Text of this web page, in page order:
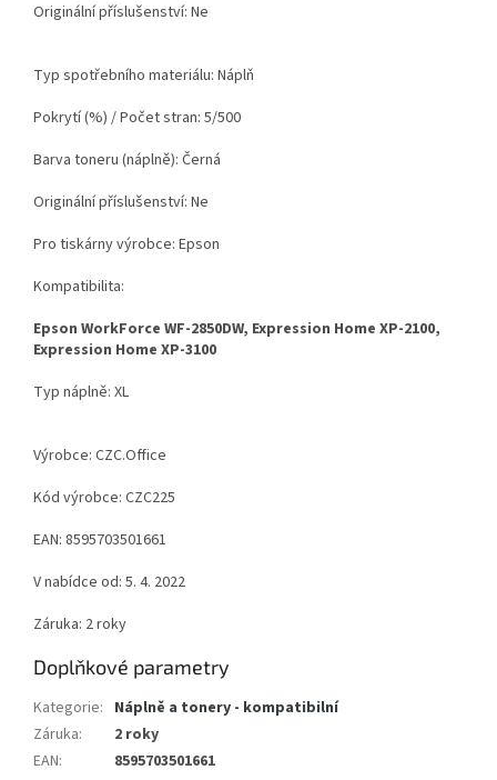
Originální příslušenství: Ne
Typ spotřebního materiálu: Náplň
Pokrytí (%) / Počet stran: 5/500
Barva toneru (náplně): Černá
Originální příslušenství: Ne
Pro tiskárny výrobce: Epson
Kompatibilita:
Epson WorkForce WF-2850DW, Expression Home XP-2100,
Expression Home XP-3100
Typ náplně: XL
Výrobce: CZC.Office
Kód výrobce: CZC225
EAN: 8595703501661
V nabídce od: 5. 4. 2022
Záruka: 2 roky
Doplňkové parametry
Kategorie: Náplně a tonery - kompatibilní
Záruka:
2 roky
EAN: 8595703501661